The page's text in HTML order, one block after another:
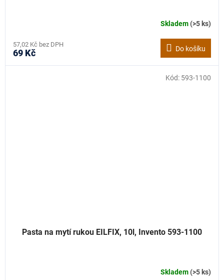
Skladem(>5 ks)
57,02 Kč bez DPH
69 Kč Do košíku
Pasta na mytí rukou EILFIX, 10l, Invento 593-1100
Skladem(>5 ks)
Kód: 593-1100